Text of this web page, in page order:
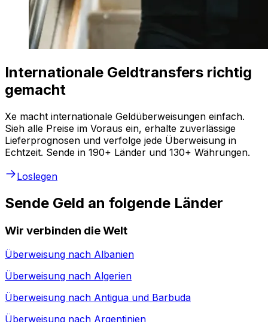
Internationale Geldtransfers richtig
gemacht
Xe macht internationale Geldüberweisungen einfach.
Sieh alle Preise im Voraus ein, erhalte zuverlässige
Lieferprognosen und verfolge jede Überweisung in
Echtzeit. Sende in 190+ Länder und 130+ Währungen.
Loslegen
Sende Geld an folgende Länder
Wir verbinden die Welt
Überweisung nach Albanien
Überweisung nach Algerien
Überweisung nach Antigua und Barbuda
Überweisung nach Argentinien